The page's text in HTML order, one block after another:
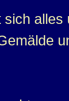
sich alles